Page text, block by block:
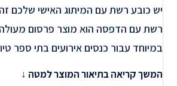
יש כובע רשת עם המיתוג האישי שלכם
רשת עם הדפסה הוא מוצר פרסום
במיוחד עבור כנסים אירועים בתי ספר
המשך קריאה בתיאור המוצר למטה ↓